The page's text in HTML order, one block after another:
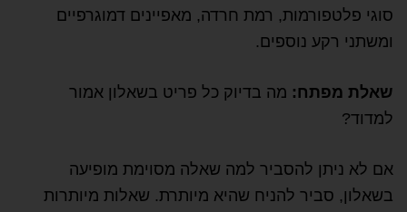
סוגי פלטפורמות, רמת חרדה, מאפיינים דמוגרפיים
ומשתני רקע נוספים.
שאלת מפתח: מה בדיוק כל פריט בשאלון אמור
למדוד?
אם לא ניתן להסביר למה שאלה מסוימת מופיעה
בשאלון, סביר להניח שהיא מיותרת. שאלות מיותרות